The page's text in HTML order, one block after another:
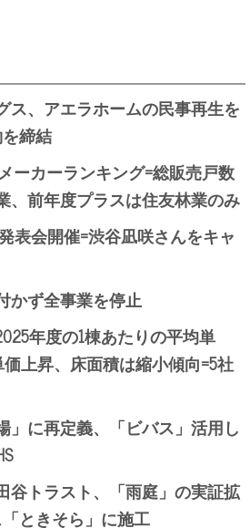
ス、アエラホームの民事再生を
締結
ーカーランキング=総販売戸数
、前年度プラスは住友林業のみ
表会開催=渋谷凪咲さんをキャ
かず全事業を停止
年度の1棟あたりの平均単
上昇、床面積は縮小傾向=5社
」に再定義、「ビバス」活用し
谷トラスト、「雨庭」の実証拡
ときそら」に施工